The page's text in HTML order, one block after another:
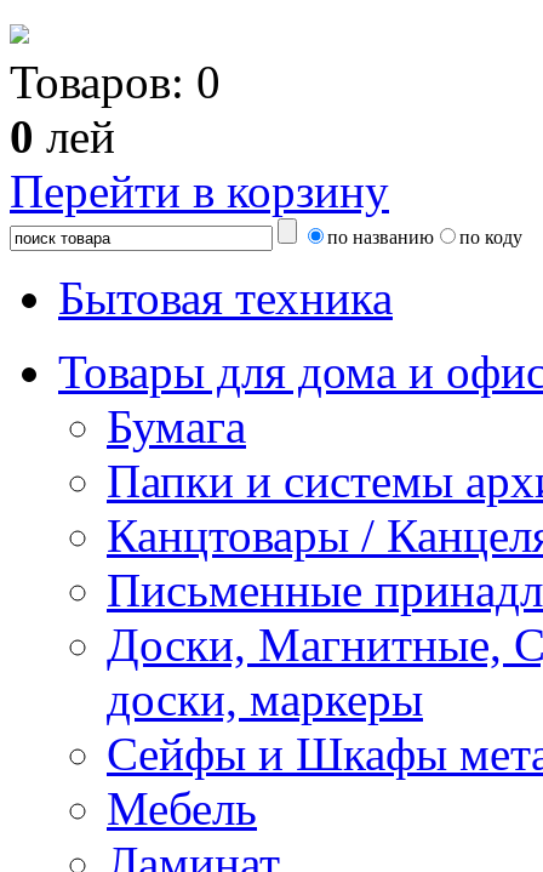
Товаров: 0
0 лей
Перейти в корзину
по названию по коду
Бытовая техника
Товары для дома и
Бумага
Папки и системы
Канцтовары /
Письменные
Доски, Магнитные,
доски, маркеры
Сейфы и Шкафы
Мебель